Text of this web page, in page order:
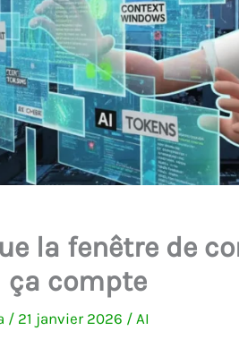
la fenêtre de
ça compte
/ 21 janvier 2026 / AI